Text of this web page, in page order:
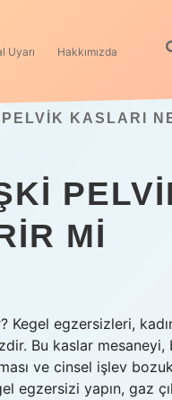
Uyarı Hakkımızda
KASLARI
MI
Kegel egzersizleri,
Bu kaslar mesaneyi,
ve cinsel işlev
egzersizi yapın, gaz